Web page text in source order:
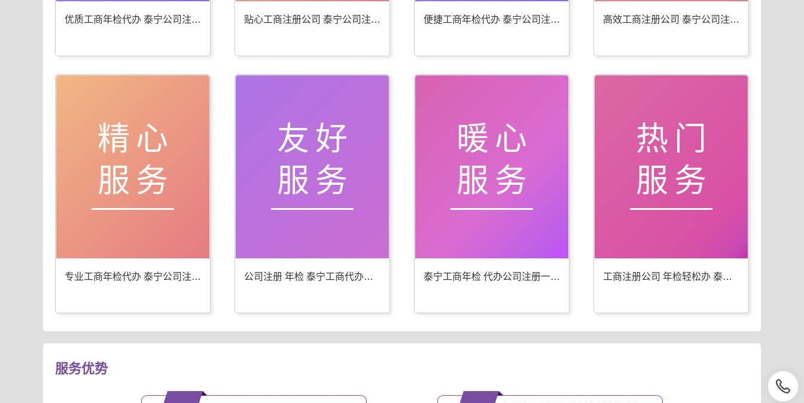
优质工商年检代办 泰宁公司注册服务棒 贴心工商注册公司 泰宁公司注册服务好 便捷工商年检代办 泰宁公司注册服务佳 高效工商注册公司 泰宁公司注册服务全
精心
服务
专业工商年检代办 泰宁公司注册服务优
友好
服务
公司注册 年检 泰宁工商代办更专业
暖心
服务
泰宁工商年检 代办公司注册一步到位
热门
服务
工商注册公司 年检轻松办 泰宁优选
服务优势